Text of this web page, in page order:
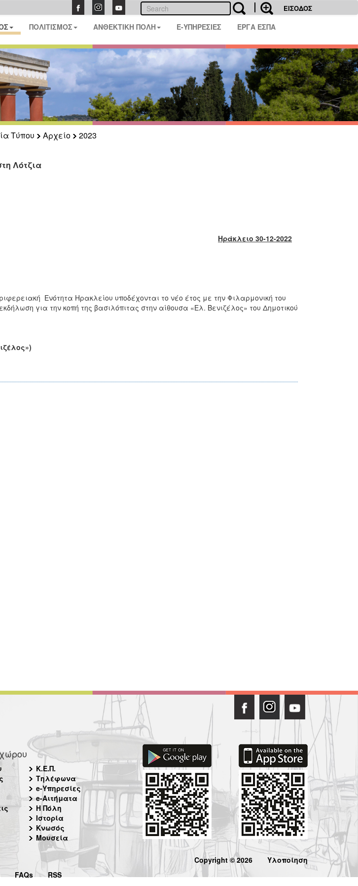
ΕΙΣΟΔΟΣ
ΠΟΛΙΤΙΣΜΟΣ ΑΝΘΕΚΤΙΚΗ ΠΟΛΗ E-ΥΠΗΡΕΣΙΕΣ ΕΡΓΑ ΕΣΠΑ
Τύπου Αρχείο
2023
Λότζια
Ηράκλειο 30-12-2022
Ενότητα Ηρακλείου υποδέχονται το νέο έτος με την Φιλαρμονική του
για την κοπή της βασιλόπιτας στην αίθουσα «Ελ. Βενιζέλος» του Δημοτικού
Κ.Ε.Π.
Τηλέφωνα
e-Υπηρεσίες
e-Αιτήματα
Η Πόλη
Ιστορία
Κνωσός
Μουσεία
FAQs RSS
Copyright © 2026 Υλοποίηση